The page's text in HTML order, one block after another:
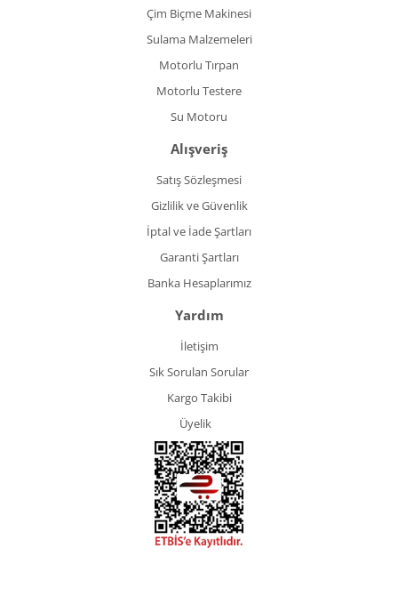
Çim Biçme Makinesi
Sulama Malzemeleri
Motorlu Tırpan
Motorlu Testere
Su Motoru
Alışveriş
Satış Sözleşmesi
Gizlilik ve Güvenlik
İptal ve İade Şartları
Garanti Şartları
Banka Hesaplarımız
Yardım
İletişim
Sık Sorulan Sorular
Kargo Takibi
Üyelik